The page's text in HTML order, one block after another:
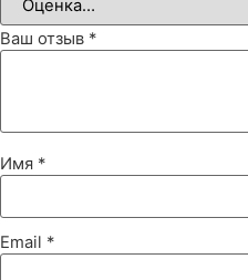
Ваш отзыв *
Имя *
Email *